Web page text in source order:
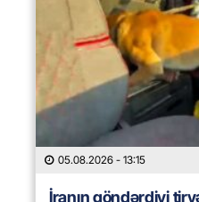
05.08.2026 - 13:15
İranın göndərdiyi